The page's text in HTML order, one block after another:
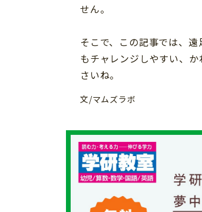
「こそだてまっぷ」とは
個⼈情報について
せん。
そこで、この記事では、
もチャレンジしやすい、
さいね。
文/マムズラボ